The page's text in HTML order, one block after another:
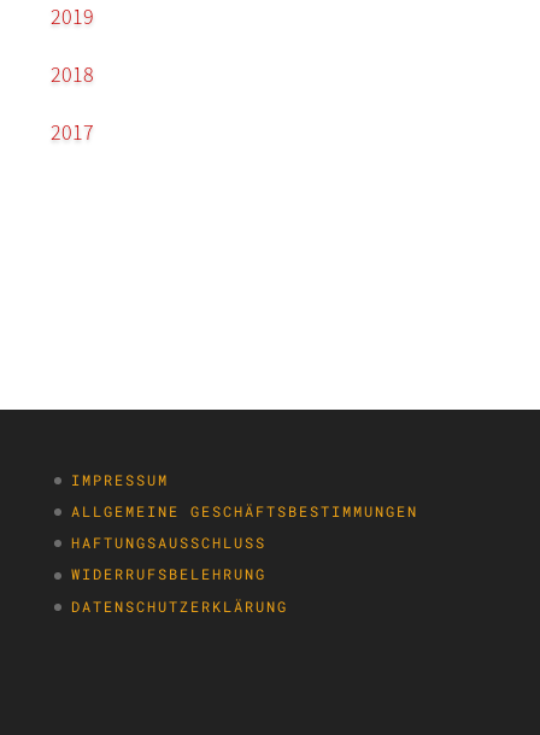
2019
2018
2017
IMPRESSUM
ALLGEMEINE GESCHÄFTSBESTIMMUNGEN
HAFTUNGSAUSSCHLUSS
WIDERRUFSBELEHRUNG
DATENSCHUTZERKLÄRUNG